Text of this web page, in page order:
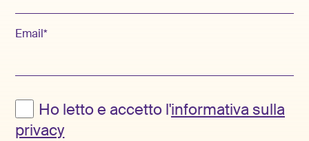
Email*
Ho letto e accetto l'informativa sulla
privacy